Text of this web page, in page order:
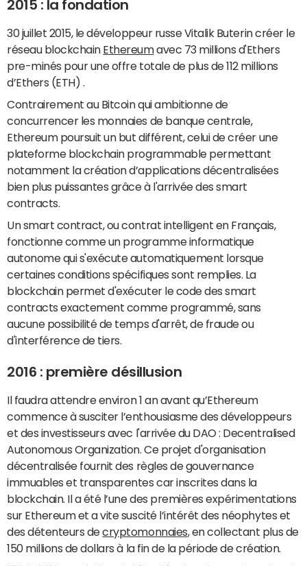
2015 : la fondation
30 juillet 2015, le développeur russe Vitalik Buterin créer le
réseau blockchain Ethereumavec 73 millions d'Ethers
pre-minés pour une offre totale de plus de 112 millions
d’Ethers (ETH) .
Contrairement au Bitcoin qui ambitionne de
concurrencer les monnaies de banque centrale,
Ethereum poursuit un but différent, celui de créer une
plateforme blockchain programmable permettant
notamment la création d’applications décentralisées
bien plus puissantes grâce à l'arrivée des smart
contracts.
Un smart contract, ou contrat intelligent en Français,
fonctionne comme un programme informatique
autonome qui s'exécute automatiquement lorsque
certaines conditions spécifiques sont remplies. La
blockchain permet d'exécuter le code des smart
contracts exactement comme programmé, sans
aucune possibilité de temps d'arrêt, de fraude ou
d'interférence de tiers.
2016 : première désillusion
Il faudra attendre environ 1 an avant qu’Ethereum
commence à susciter l’enthousiasme des développeurs
et des investisseurs avec l'arrivée du DAO : Decentralised
Autonomous Organization. Ce projet d'organisation
décentralisée fournit des règles de gouvernance
immuables et transparentes car inscrites dans la
blockchain. Il a été l’une des premières expérimentations
sur Ethereum et a vite suscité l’intérêt des néophytes et
des détenteurs decryptomonnaies, en collectant plus de
150 millions de dollars à la fin de la période de création.